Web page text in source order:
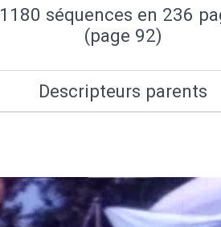
1180 séquences en 236
(page 92)
Descripteurs parents